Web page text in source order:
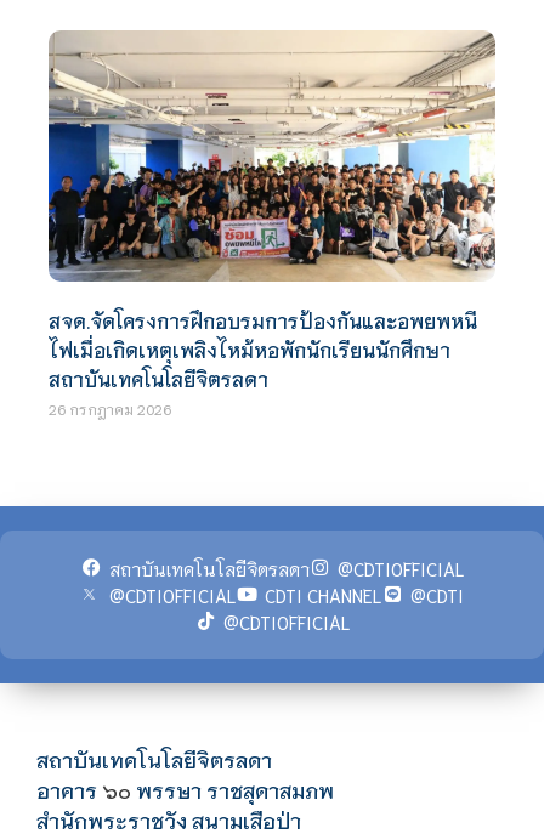
สจด.จัดโครงการฝึกอบรมการป้องกันและอพยพหนี
ไฟเมื่อเกิดเหตุเพลิงไหม้หอพักนักเรียนนักศึกษา
สถาบันเทคโนโลยีจิตรลดา
26 กรกฎาคม 2026
สถาบันเทคโนโลยีจิตรลดา
@CDTIOFFICIAL
@CDTIOFFICIAL
CDTI CHANNEL
@CDTI
@CDTIOFFICIAL
สถาบันเทคโนโลยีจิตรลดา
อาคาร ๖๐ พรรษา ราชสุดาสมภพ
สำนักพระราชวัง สนามเสือป่า